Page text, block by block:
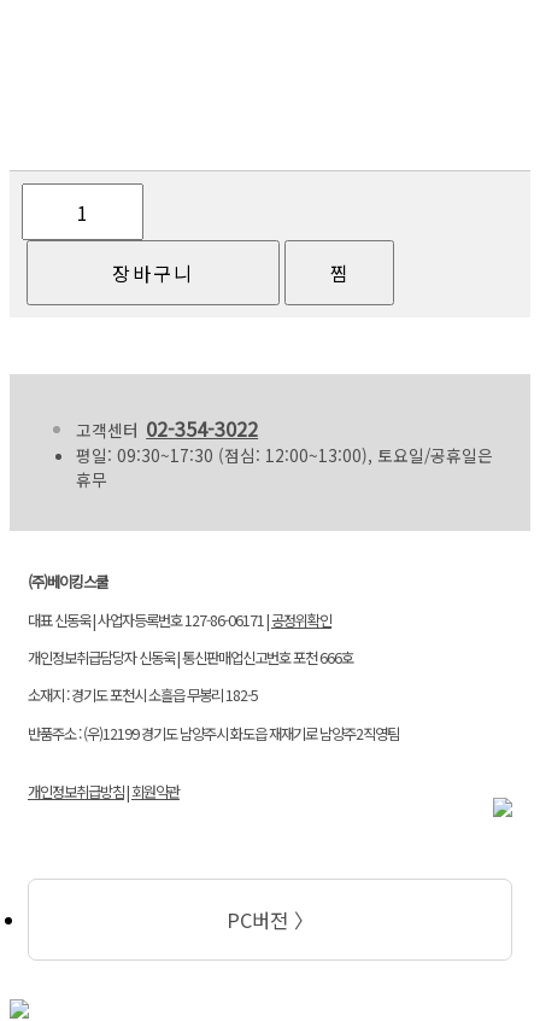
고객센터 02-354-3022
평일: 09:30~17:30 (점심: 12:00~13:00), 토요일/공휴일은
휴무
(주)베이킹스쿨
대표 신동욱 | 사업자등록번호 127-86-06171 |공정위확인
개인정보취급담당자 신동욱 | 통신판매업신고번호 포천 666호
소재지 : 경기도 포천시 소흘읍 무봉리 182-5
반품주소 : (우)12199 경기도 남양주시 화도읍 재재기로 남양주2직영팀
개인정보취급방침|회원약관
PC버전 〉